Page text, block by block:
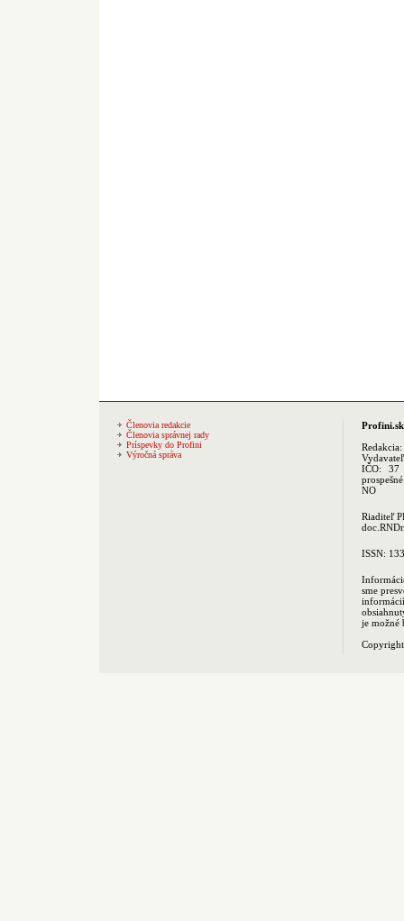
Členovia redakcie
Členovia správnej rady
Príspevky do Profini
Výročná správa
Profini.sk
Redakcia:
IČO: 37
NO
Riaditeľ
ISSN:
sme
je možné